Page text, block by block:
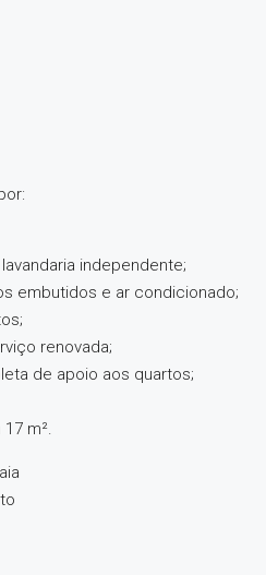
independente;
embutidos e ar condicionado;
renovada;
de apoio aos quartos;
m².